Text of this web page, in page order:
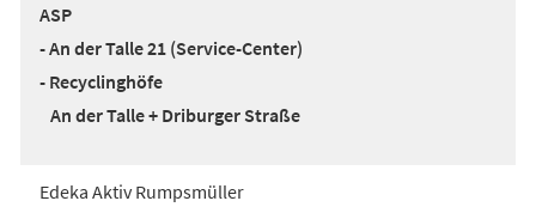
ASP
- An der Talle 21 (Service-Center)
- Recyclinghöfe
An der Talle + Driburger Straße
Edeka Aktiv Rumpsmüller